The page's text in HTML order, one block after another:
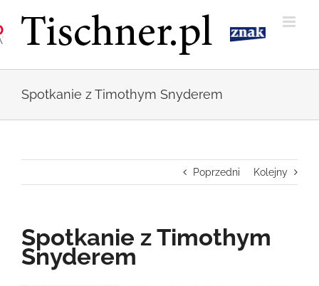
zawartości
Spotkanie z Timothym Snyderem
Poprzedni Kolejny
Spotkanie z Timothym
Snyderem